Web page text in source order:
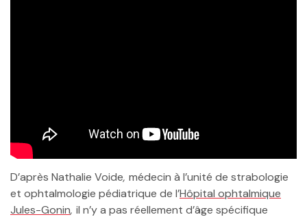
D’après Nathalie Voide, médecin à l’unité de strabologie
et ophtalmologie pédiatrique de l’Hôpital ophtalmique
Jules-Gonin, il n’y a pas réellement d’âge spécifique